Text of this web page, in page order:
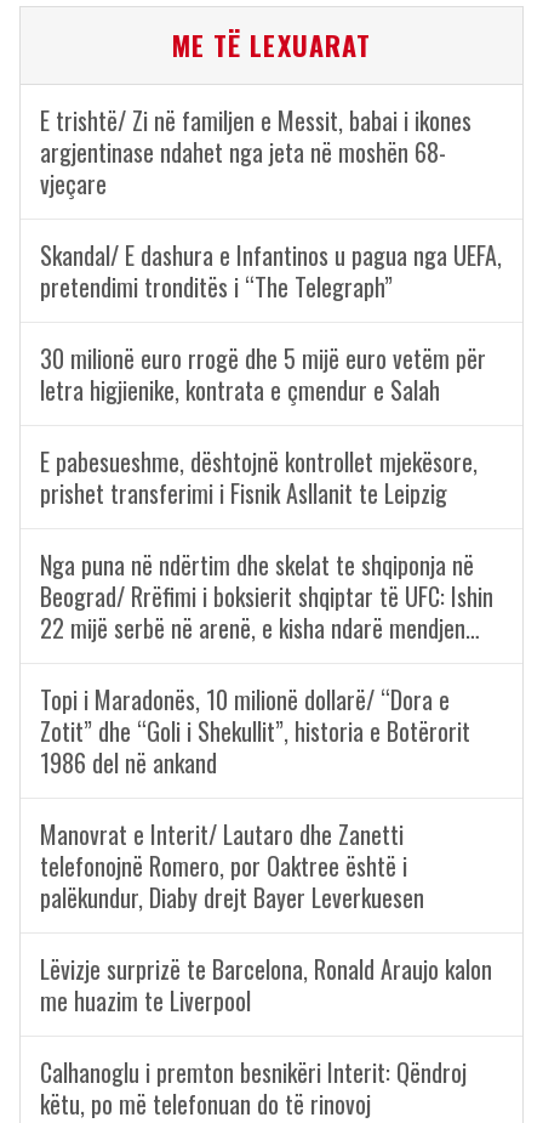
ME TË LEXUARAT
E trishtë/ Zi në familjen e Messit, babai i ikones
argjentinase ndahet nga jeta në moshën 68-
vjeçare
Skandal/ E dashura e Infantinos u pagua nga UEFA,
pretendimi tronditës i “The Telegraph”
30 milionë euro rrogë dhe 5 mijë euro vetëm për
letra higjienike, kontrata e çmendur e Salah
E pabesueshme, dështojnë kontrollet mjekësore,
prishet transferimi i Fisnik Asllanit te Leipzig
Nga puna në ndërtim dhe skelat te shqiponja në
Beograd/ Rrëfimi i boksierit shqiptar të UFC: Ishin
22 mijë serbë në arenë, e kisha ndarë mendjen…
Topi i Maradonës, 10 milionë dollarë/ “Dora e
Zotit” dhe “Goli i Shekullit”, historia e Botërorit
1986 del në ankand
Manovrat e Interit/ Lautaro dhe Zanetti
telefonojnë Romero, por Oaktree është i
palëkundur, Diaby drejt Bayer Leverkuesen
Lëvizje surprizë te Barcelona, Ronald Araujo kalon
me huazim te Liverpool
Calhanoglu i premton besnikëri Interit: Qëndroj
këtu, po më telefonuan do të rinovoj